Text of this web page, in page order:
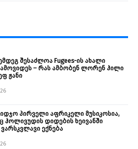
შესაძლოა Fugees-ის ახალი
– რას ამბობენ ლორენ ჰილი
ჟანი
პირველი აფრიკელი მუსიკოსია,
ჰოლივუდის დიდების ხეივანში
ექნება